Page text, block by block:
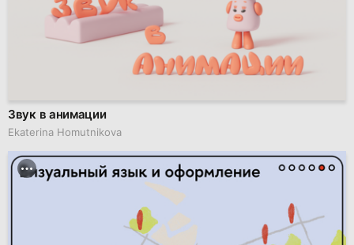
Звук в анимации
Ekaterina Homutnikova